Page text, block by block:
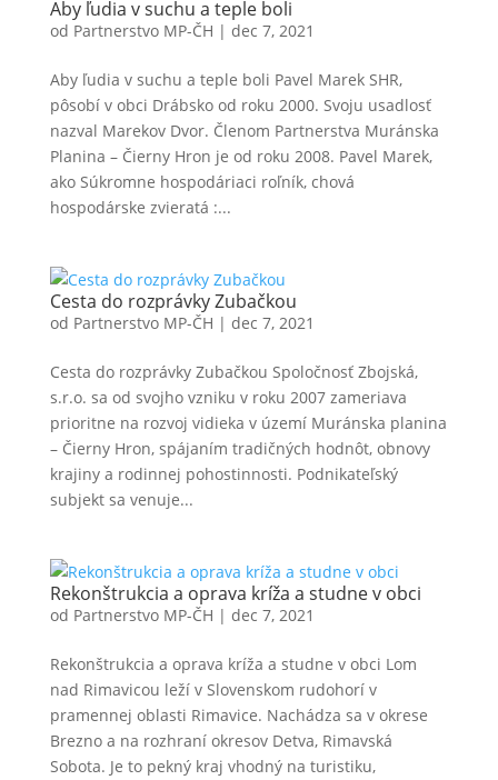
Aby ľudia v suchu a teple boli
od Partnerstvo MP-ČH | dec 7, 2021
Aby ľudia v suchu a teple boli Pavel Marek SHR,
pôsobí v obci Drábsko od roku 2000. Svoju usadlosť
nazval Marekov Dvor. Členom Partnerstva Muránska
Planina – Čierny Hron je od roku 2008. Pavel Marek,
ako Súkromne hospodáriaci roľník, chová
hospodárske zvieratá :...
Cesta do rozprávky Zubačkou
od Partnerstvo MP-ČH | dec 7, 2021
Cesta do rozprávky Zubačkou Spoločnosť Zbojská,
s.r.o. sa od svojho vzniku v roku 2007 zameriava
prioritne na rozvoj vidieka v území Muránska planina
– Čierny Hron, spájaním tradičných hodnôt, obnovy
krajiny a rodinnej pohostinnosti. Podnikateľský
subjekt sa venuje...
Rekonštrukcia a oprava kríža a studne v obci
od Partnerstvo MP-ČH | dec 7, 2021
Rekonštrukcia a oprava kríža a studne v obci Lom
nad Rimavicou leží v Slovenskom rudohorí v
pramennej oblasti Rimavice. Nachádza sa v okrese
Brezno a na rozhraní okresov Detva, Rimavská
Sobota. Je to pekný kraj vhodný na turistiku,